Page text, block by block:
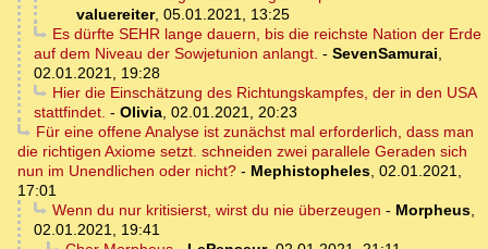
valuereiter, 05.01.2021, 13:25
Es dürfte SEHR lange dauern, bis die reichste Nation der Erde
auf dem Niveau der Sowjetunion anlangt. - SevenSamurai,
02.01.2021, 19:28
Hier die Einschätzung des Richtungskampfes, der in den USA
stattfindet. - Olivia, 02.01.2021, 20:23
Für eine offene Analyse ist zunächst mal erforderlich, dass man
die richtigen Axiome setzt. schneiden zwei parallele Geraden sich
nun im Unendlichen oder nicht? - Mephistopheles, 02.01.2021,
17:01
Wenn du nur kritisierst, wirst du nie überzeugen - Morpheus,
02.01.2021, 19:41